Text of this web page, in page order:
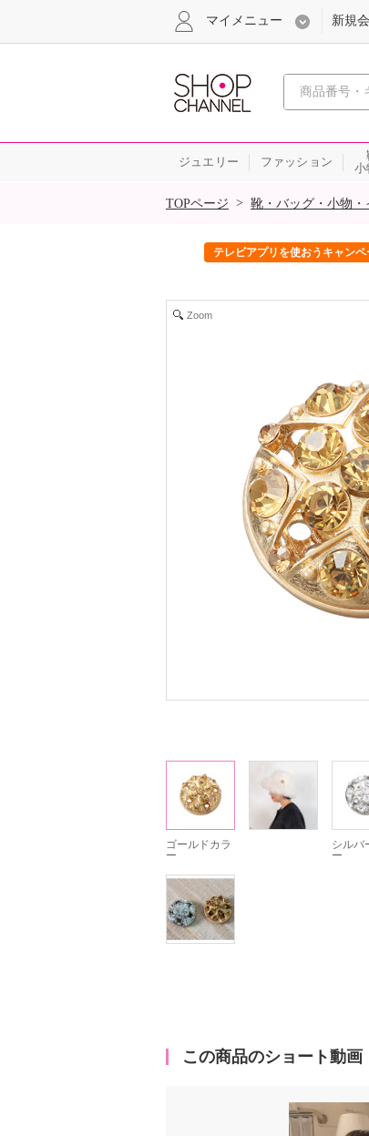
心
マイメニュー 新規
ジュエリー ファッション
小
SALE
TOPページ > 靴・バッグ・小物・
テレビアプリを使おうキャンペ
Zoom
ゴールドカラ
ー
シルバ
ー
この商品のショート動画